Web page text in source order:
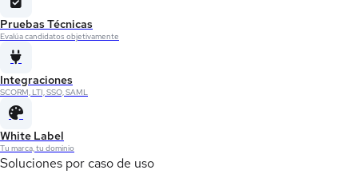
Pruebas Técnicas
Evalúa candidatos objetivamente
Integraciones
SCORM, LTI, SSO, SAML
White Label
Tu marca, tu dominio
Soluciones por caso de uso